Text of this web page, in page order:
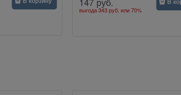
выгода343 руб. или70%